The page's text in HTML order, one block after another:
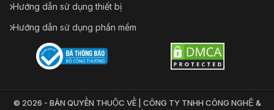
Hướng dẫn sử dụng thiết bị
Hướng dẫn sử dụng phần mềm
© 2026 - BẢN QUYỀN THUỘC VỀ | CÔNG TY TNHH CÔNG NGHỆ &